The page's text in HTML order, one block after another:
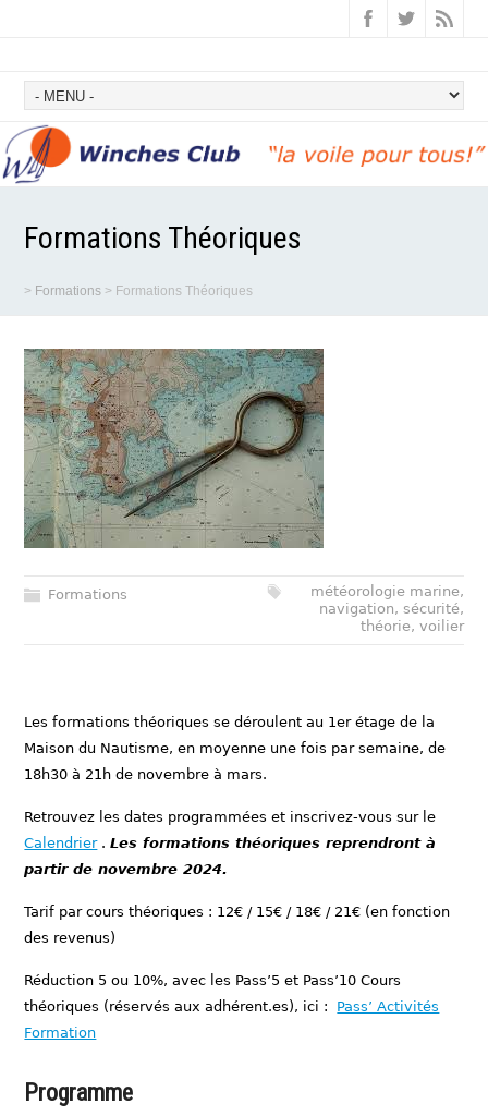
Formations Théoriques
> Formations > Formations Théoriques
Formations météorologie marine,
navigation, sécurité,
théorie, voilier
Les formations théoriques se déroulent au 1er étage de la
Maison du Nautisme, en moyenne une fois par semaine, de
18h30 à 21h de novembre à mars.
Retrouvez les dates programmées et inscrivez-vous sur le
Calendrier.Les formations théoriques reprendront à
partir de novembre 2024.
Tarif par cours théoriques : 12€ / 15€ / 18€ / 21€ (en fonction
des revenus)
Réduction 5 ou 10%, avec les Pass’5 et Pass’10 Cours
théoriques (réservés aux adhérent.es), ici : Pass’ Activités
Formation
Programme